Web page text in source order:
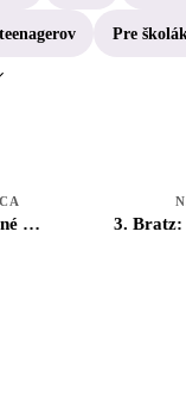
Pre
1. Bratz: Čarovné krídla